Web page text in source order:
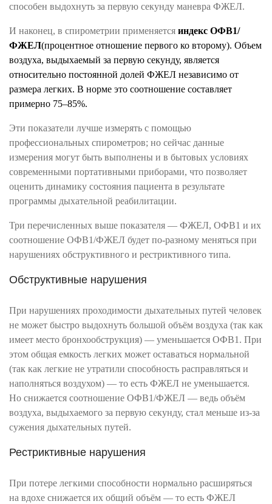
способен выдохнуть за первую секунду маневра ФЖЕЛ.
И наконец, в спирометрии применяется индекс ОФВ1/
ФЖЕЛ(процентное отношение первого ко второму). Объем
воздуха, выдыхаемый за первую секунду, является
относительно постоянной долей ФЖЕЛ независимо от
размера легких. В норме это соотношение составляет
примерно 75–85%.
Эти показатели лучше измерять с помощью
профессиональных спирометров; но сейчас данные
измерения могут быть выполнены и в бытовых условиях
современными портативными приборами, что позволяет
оценить динамику состояния пациента в результате
программы дыхательной реабилитации.
Три перечисленных выше показателя — ФЖЕЛ, ОФВ1 и их
соотношение ОФВ1/ФЖЕЛ будет по-разному меняться при
нарушениях обструктивного и рестриктивного типа.
Обструктивные нарушения
При нарушениях проходимости дыхательных путей человек
не может быстро выдохнуть большой объём воздуха (так как
имеет место бронхообструкция) — уменьшается ОФВ1. При
этом общая емкость легких может оставаться нормальной
(так как легкие не утратили способность расправляться и
наполняться воздухом) — то есть ФЖЕЛ не уменьшается.
Но снижается соотношение ОФВ1/ФЖЕЛ — ведь объём
воздуха, выдыхаемого за первую секунду, стал меньше из-за
сужения дыхательных путей.
Рестриктивные нарушения
При потере легкими способности нормально расширяться
на вдохе снижается их общий объём — то есть ФЖЕЛ